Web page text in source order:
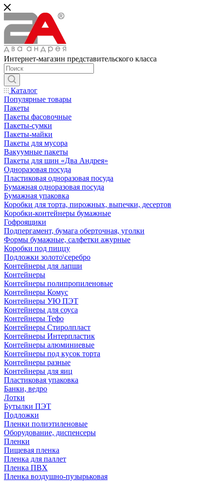
Интернет-магазин представительского класса
Каталог
Популярные товары
Пакеты
Пакеты фасовочные
Пакеты-сумки
Пакеты-майки
Пакеты для мусора
Вакуумные пакеты
Пакеты для шин «Два Андрея»
Одноразовая посуда
Пластиковая одноразовая посуда
Бумажная одноразовая посуда
Бумажная упаковка
Коробки для торта, пирожных, выпечки, десертов
Коробки-контейнеры бумажные
Гофроящики
Подпергамент, бумага оберточная, уголки
Формы бумажные, салфетки ажурные
Коробки под пиццу
Подложки золото\серебро
Контейнеры для лапши
Контейнеры
Контейнеры полипропиленовые
Контейнеры Комус
Контейнеры УЮ ПЭТ
Контейнеры для соуса
Контейнеры Тефо
Контейнеры Стиролпласт
Контейнеры Интерпластик
Контейнеры алюминиевые
Контейнеры под кусок торта
Контейнеры разные
Контейнеры для яиц
Пластиковая упаковка
Банки, ведро
Лотки
Бутылки ПЭТ
Подложки
Пленки полиэтиленовые
Оборудование, диспенсеры
Пленки
Пищевая пленка
Пленка для паллет
Пленка ПВХ
Пленка воздушно-пузырьковая